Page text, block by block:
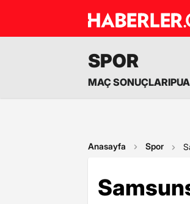
SPOR
MAÇ SONUÇLARI
Anasayfa Spor